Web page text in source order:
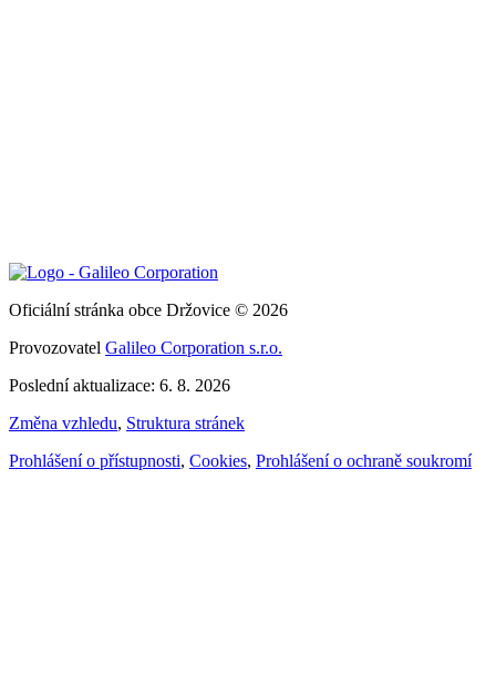
Oficiální stránka obce Držovice © 2026
Provozovatel Galileo Corporation s.r.o.
Poslední aktualizace: 6. 8. 2026
Změna vzhledu, Struktura stránek
Prohlášení o přístupnosti, Cookies, Prohlášení o ochraně soukromí